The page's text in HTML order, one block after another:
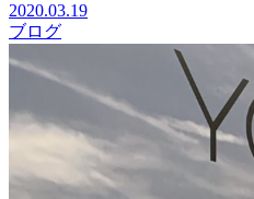
2020.03.19
ブログ